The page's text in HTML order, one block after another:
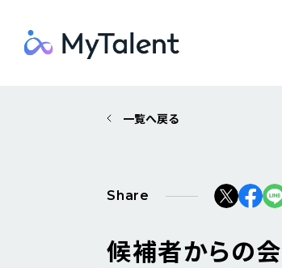
一覧へ戻る
Share
候補者からの